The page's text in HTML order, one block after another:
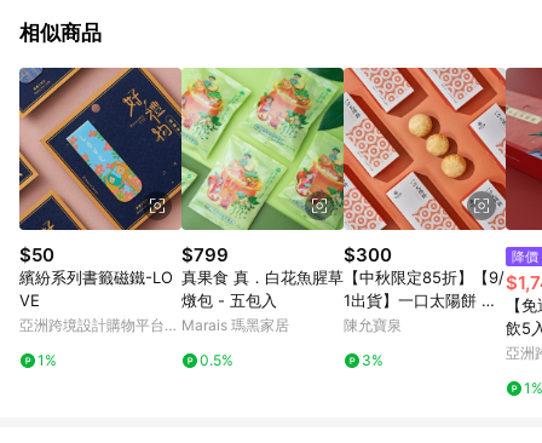
相似商品
$50
繽紛系列書籤磁鐵-LO
VE
亞洲跨境設計購物平台
1%
$799
真果食 真．白花魚腥草
燉包 - 五包入
Marais 瑪黑家居
0.5%
$300
【中秋限定85折】【9/
1出貨】一口太陽餅 Mi
ni SunCake 【4入裝】
精緻迷你的尺寸重新演
陳允寶泉
3%
降價
【
飲5
送禮
亞洲
1%